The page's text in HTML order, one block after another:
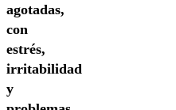
agotadas,
con
estrés,
irritabilidad
y